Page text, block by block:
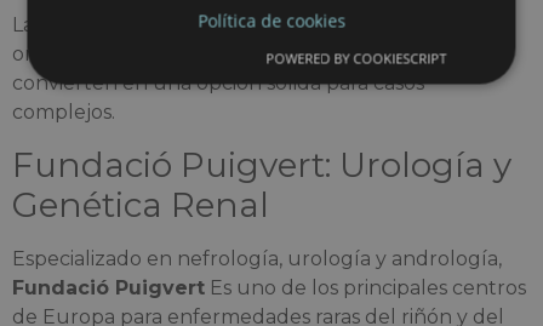
La combinación de tecnología, experiencia y
orientación global hacia la atención al paciente lo
convierten en una opción sólida para casos
complejos.
Fundació Puigvert: Urología y
Genética Renal
Especializado en nefrología, urología y andrología,
Fundació Puigvert Es uno de los principales centros
de Europa para enfermedades raras del riñón y del
Política de cookies
POWERED BY COOKIESCRIPT